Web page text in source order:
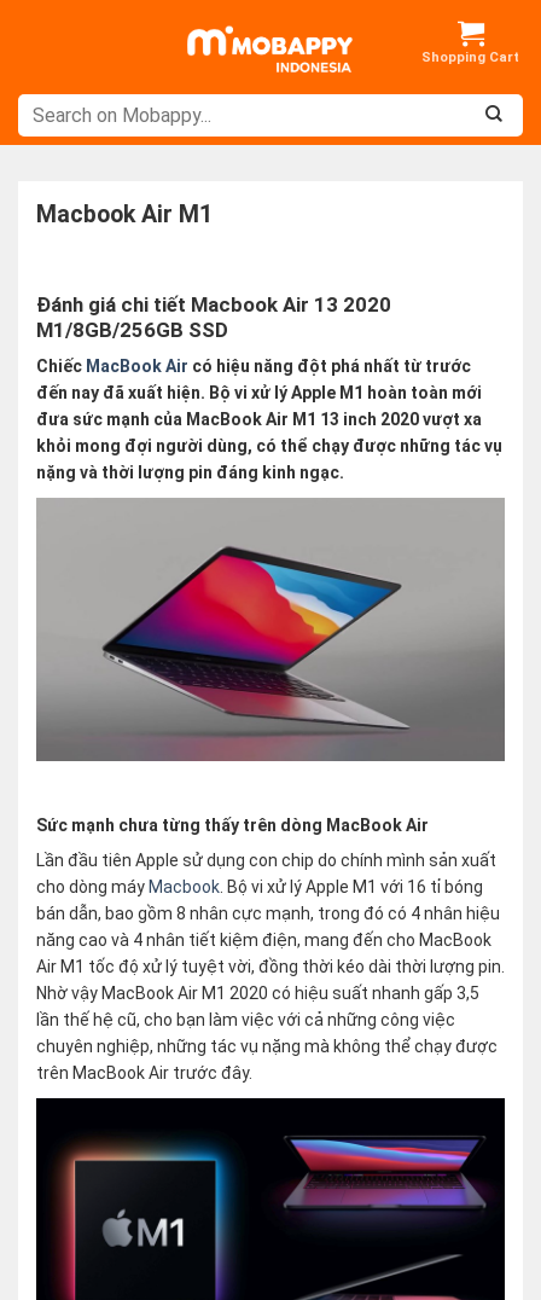
Macbook Air M1
Đánh giá chi tiết Macbook Air 13 2020
M1/8GB/256GB SSD
Chiếc MacBook Air có hiệu năng đột phá nhất từ trước
đến nay đã xuất hiện. Bộ vi xử lý Apple M1 hoàn toàn mới
đưa sức mạnh của MacBook Air M1 13 inch 2020 vượt xa
khỏi mong đợi người dùng, có thể chạy được những tác vụ
nặng và thời lượng pin đáng kinh ngạc.
Sức mạnh chưa từng thấy trên dòng MacBook Air
Lần đầu tiên Apple sử dụng con chip do chính mình sản xuất
cho dòng máy Macbook. Bộ vi xử lý Apple M1 với 16 tỉ bóng
bán dẫn, bao gồm 8 nhân cực mạnh, trong đó có 4 nhân hiệu
năng cao và 4 nhân tiết kiệm điện, mang đến cho MacBook
Air M1 tốc độ xử lý tuyệt vời, đồng thời kéo dài thời lượng pin.
Nhờ vậy MacBook Air M1 2020 có hiệu suất nhanh gấp 3,5
lần thế hệ cũ, cho bạn làm việc với cả những công việc
chuyên nghiệp, những tác vụ nặng mà không thể chạy được
trên MacBook Air trước đây.